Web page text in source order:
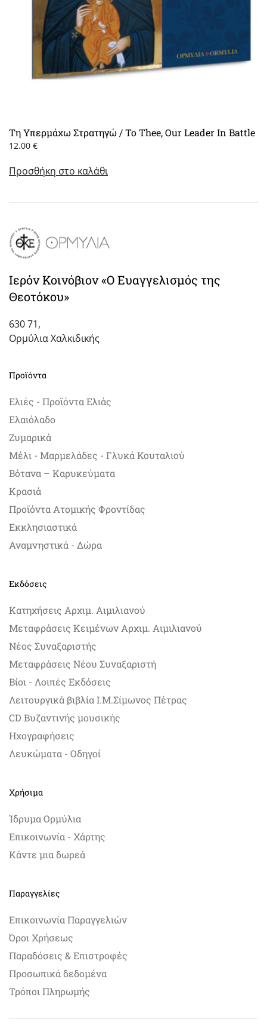
Τη Υπερμάχω Στρατηγώ / To Thee, Our Leader In Battle
12.00 €
Προσθήκη στο καλάθι
Ιερόν Κοινόβιον «Ο Ευαγγελισμός της
Θεοτόκου»
630 71,
Ορμύλια Χαλκιδικής
Προϊόντα
Ελιές - Προϊόντα Ελιάς
Ελαιόλαδο
Ζυμαρικά
Μέλι - Μαρμελάδες - Γλυκά Κουταλιού
Βότανα – Καρυκεύματα
Κρασιά
Προϊόντα Ατομικής Φροντίδας
Εκκλησιαστικά
Αναμνηστικά - Δώρα
Εκδόσεις
Κατηχήσεις Αρχιμ. Αιμιλιανού
Μεταφράσεις Κειμένων Αρχιμ. Αιμιλιανού
Νέος Συναξαριστής
Μεταφράσεις Νέου Συναξαριστή
Βίοι - Λοιπές Εκδόσεις
Λειτουργικά βιβλία Ι.Μ.Σίμωνος Πέτρας
CD Βυζαντινής μουσικής
Ηχογραφήσεις
Λευκώματα - Οδηγοί
Χρήσιμα
Ίδρυμα Ορμύλια
Επικοινωνία - Χάρτης
Κάντε μια δωρεά
Παραγγελίες
Επικοινωνία Παραγγελιών
Όροι Χρήσεως
Παραδόσεις & Επιστροφές
Προσωπικά δεδομένα
Τρόποι Πληρωμής